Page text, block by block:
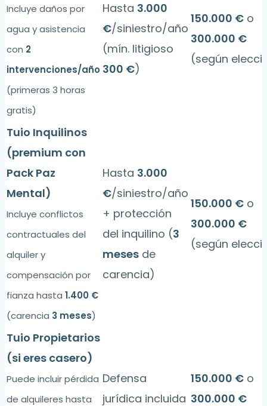
Incluye daños por
agua y asistencia
con 2
intervenciones/año
(primeras 3 horas
gratis)
Hasta 3.000
€/siniestro/año
(mín. litigioso
300 €)
150.000 € o
300.000 €
(según
Tuio Inquilinos
(premium con
Pack Paz
Mental)
Incluye conflictos
contractuales del
alquiler y
compensación por
fianza hasta 1.400 €
(carencia 3 meses)
Hasta 3.000
€/siniestro/año
+ protección
del inquilino (3
meses de
carencia)
150.000 € o
300.000 €
(según
Tuio Propietarios
(si eres casero)
Puede incluir pérdida
de alquileres hasta
Defensa
jurídica incluida
150.000 € o
300.000 €